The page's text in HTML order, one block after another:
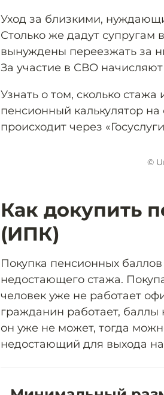
Уход за близкими,
Столько же дадут супругам
вынуждены переезжать за
За участие в СВО начисляют
Узнать о том, сколько
пенсионный калькулятор
происходит через
©
Как докупить
(ИПК)
Покупка пенсионных
недостающего стажа.
человек уже не работает
гражданин работает, баллы
он уже не может, тогда
недостающий для выхода